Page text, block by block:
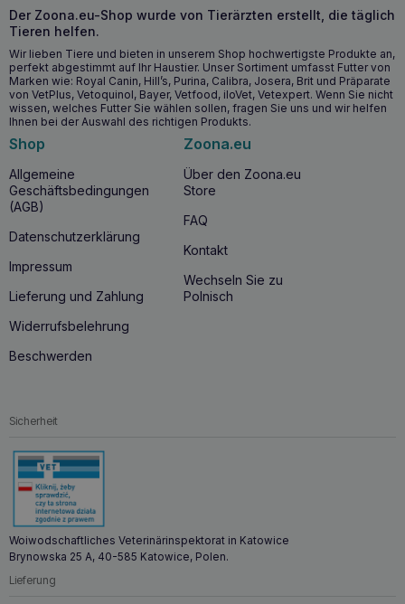
Der Zoona.eu-Shop wurde von Tierärzten erstellt, die täglich
Tieren helfen.
Wir lieben Tiere und bieten in unserem Shop hochwertigste Produkte an,
perfekt abgestimmt auf Ihr Haustier. Unser Sortiment umfasst Futter von
Marken wie: Royal Canin, Hill’s, Purina, Calibra, Josera, Brit und Präparate
von VetPlus, Vetoquinol, Bayer, Vetfood, iloVet, Vetexpert. Wenn Sie nicht
wissen, welches Futter Sie wählen sollen, fragen Sie uns und wir helfen
Ihnen bei der Auswahl des richtigen Produkts.
Shop
Allgemeine
Geschäftsbedingungen
(AGB)
Datenschutzerklärung
Impressum
Lieferung und Zahlung
Widerrufsbelehrung
Beschwerden
Zoona.eu
Über den Zoona.eu
Store
FAQ
Kontakt
Wechseln Sie zu
Polnisch
Sicherheit
Woiwodschaftliches Veterinärinspektorat in Katowice
Brynowska 25 A, 40-585 Katowice, Polen.
Lieferung